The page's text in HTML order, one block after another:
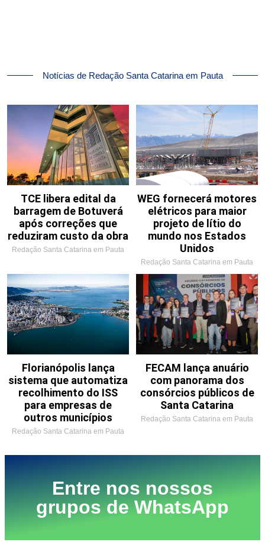
Notícias de Redação Santa Catarina em Pauta
TCE libera edital da
barragem de Botuverá
após correções que
reduziram custo da obra
Redação Santa Catarina em Pauta
WEG fornecerá motores
elétricos para maior
projeto de lítio do
mundo nos Estados
Unidos
Redação Santa Catarina em Pauta
Florianópolis lança
sistema que automatiza
recolhimento do ISS
para empresas de
outros municípios
Redação Santa Catarina em Pauta
FECAM lança anuário
com panorama dos
consórcios públicos de
Santa Catarina
Redação Santa Catarina em Pauta
Entre nos nossos
grupos de WhatsApp